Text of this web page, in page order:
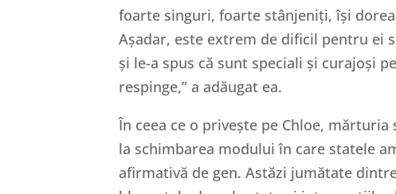
foarte singuri, foarte stânjeniți, își
Așadar, este extrem de dificil pentru ei
și le-a spus că sunt speciali și curajoși
respinge,” a adăugat ea.
În ceea ce o privește pe Chloe,
la schimbarea modului în care statele
afirmativă de gen. Astăzi jumătate